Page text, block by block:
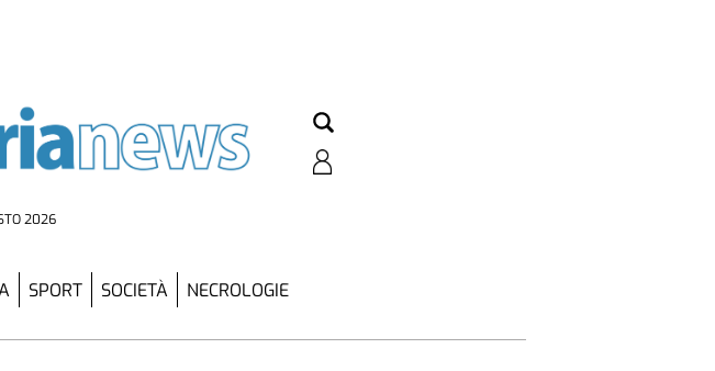
2026
SPORT SOCIETÀ NECROLOGIE